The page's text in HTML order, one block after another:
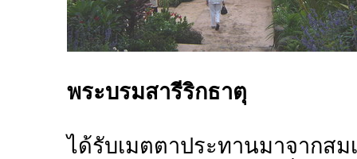
พระบรมสารีริกธาตุ
ได้รับเมตตาประทานมาจากส